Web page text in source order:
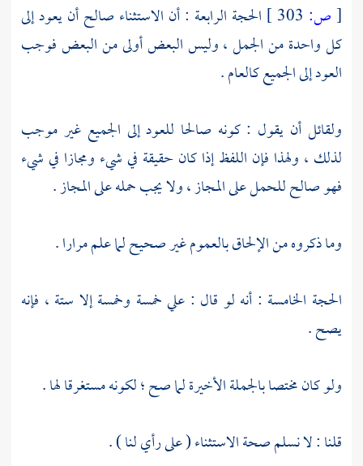
[ص:
الحجة الرابعة : أن الاستثناء صالح أن يعود إلى
كل واحدة من الجمل ، وليس البعض أولى من البعض فوجب
العود إلى الجميع كالعام .
ولقائل أن يقول : كونه صالحا للعود إلى الجميع غير موجب
لذلك ، ولهذا فإن اللفظ إذا كان حقيقة في شيء ومجازا في شيء
فهو صالح للحمل على المجاز ، ولا يجب حمله على المجاز .
وما ذكروه من الإلحاق بالعموم غير صحيح لما علم مرارا .
الحجة الخامسة : أنه لو قال : علي خمسة وخمسة إلا ستة ، فإنه
يصح .
ولو كان مختصا بالجملة الأخيرة لما صح ؛ لكونه مستغرقا لها .
قلنا : لا نسلم صحة الاستثناء ( على رأي لنا ) .